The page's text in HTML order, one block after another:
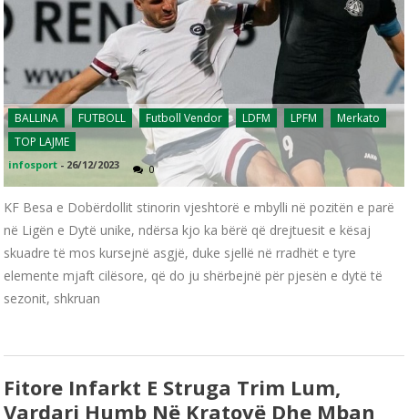
BALLINA FUTBOLL Futboll Vendor LDFM LPFM
Merkato
TOP LAJME
infosport - 26/12/2023 0
KF Besa e Dobërdollit stinorin vjeshtorë e mbylli në pozitën e parë
në Ligën e Dytë unike, ndërsa kjo ka bërë që drejtuesit e kësaj
skuadre të mos kursejnë asgjë, duke sjellë në rradhët e tyre
elemente mjaft cilësore, që do ju shërbejnë për pjesën e dytë të
sezonit, shkruan
Fitore Infarkt E Struga Trim Lum,
Vardari Humb Në Kratovë Dhe Mban